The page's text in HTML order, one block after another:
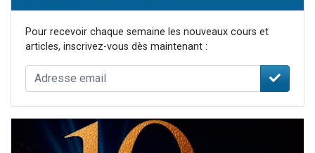
Pour recevoir chaque semaine les nouveaux cours et
articles, inscrivez-vous dès maintenant :